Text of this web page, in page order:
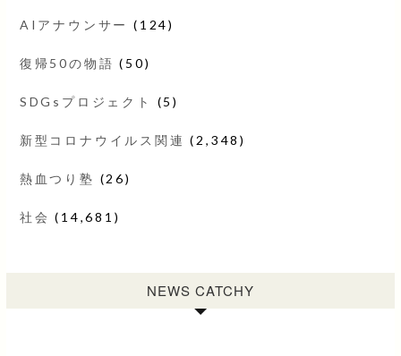
AIアナウンサー (124)
復帰50の物語 (50)
SDGsプロジェクト (5)
新型コロナウイルス関連 (2,348)
熱血つり塾 (26)
社会 (14,681)
NEWS CATCHY